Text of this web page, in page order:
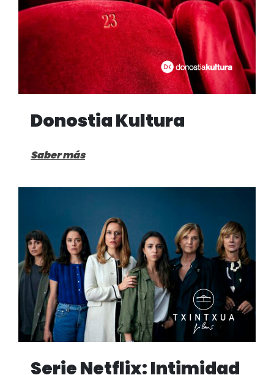
Donostia Kultura
Saber más
Serie Netflix: Intimidad